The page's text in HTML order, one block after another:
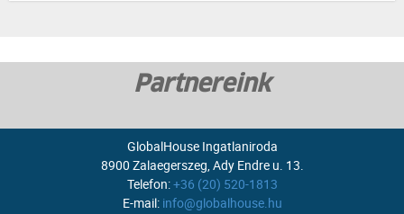
Partnereink
GlobalHouse Ingatlaniroda
8900 Zalaegerszeg, Ady Endre u. 13.
Telefon:+36 (20) 520-1813
E-mail: info@globalhouse.hu